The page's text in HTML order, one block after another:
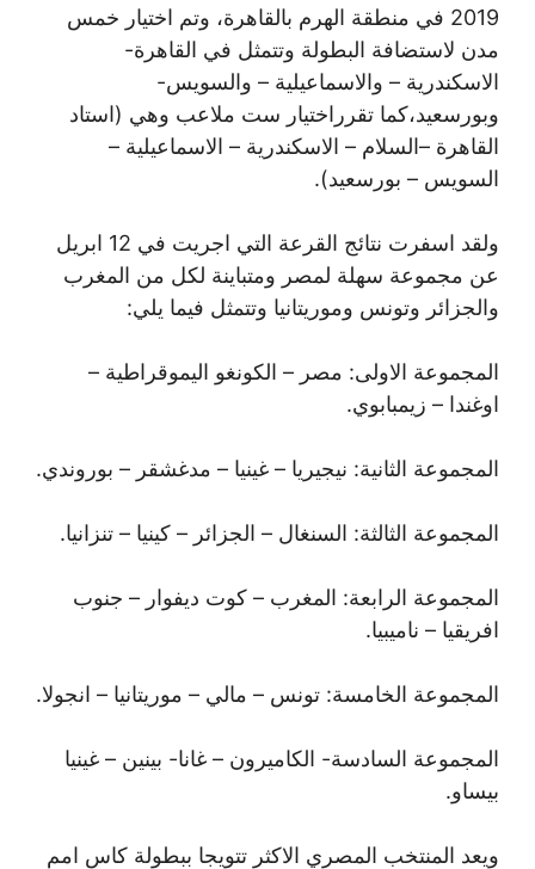
2019 في منطقة الهرم بالقاهرة، وتم اختيار خمس
مدن لاستضافة البطولة وتتمثل في القاهرة-
الاسكندرية – والاسماعيلية – والسويس-
وبورسعيد،كما تقرراختيار ست ملاعب وهي (استاد
القاهرة –السلام – الاسكندرية – الاسماعيلية –
السويس – بورسعيد).
ولقد اسفرت نتائج القرعة التي اجريت في 12 ابريل
عن مجموعة سهلة لمصر ومتباينة لكل من المغرب
والجزائر وتونس وموريتانيا وتتمثل فيما يلي:
المجموعة الاولى: مصر – الكونغو اليموقراطية –
اوغندا – زيمبابوي.
المجموعة الثانية: نيجيريا – غينيا – مدغشقر – بوروندي.
المجموعة الثالثة: السنغال – الجزائر – كينيا – تنزانيا.
المجموعة الرابعة: المغرب – كوت ديفوار – جنوب
افريقيا – ناميبيا.
المجموعة الخامسة: تونس – مالي – موريتانيا – انجولا.
المجموعة السادسة- الكاميرون – غانا- بينين – غينيا
بيساو.
ويعد المنتخب المصري الاكثر تتويجا ببطولة كاس امم